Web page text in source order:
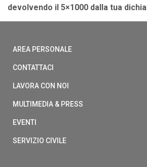
devolvendo il 5×1000 dalla tua
AREA PERSONALE
CONTATTACI
LAVORA CON NOI
MULTIMEDIA & PRESS
EVENTI
SERVIZIO CIVILE